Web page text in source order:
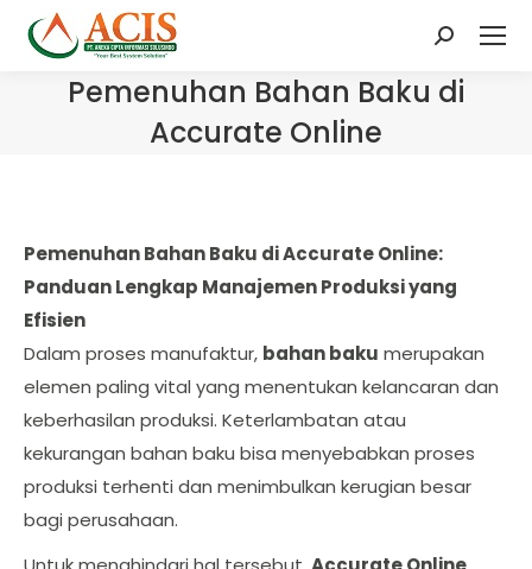
Search:
Pemenuhan Bahan Baku di
Accurate Online
Pemenuhan Bahan Baku di Accurate Online:
Panduan Lengkap Manajemen Produksi yang
Efisien
Dalam proses manufaktur, bahan baku merupakan
elemen paling vital yang menentukan kelancaran dan
keberhasilan produksi. Keterlambatan atau
kekurangan bahan baku bisa menyebabkan proses
produksi terhenti dan menimbulkan kerugian besar
bagi perusahaan.